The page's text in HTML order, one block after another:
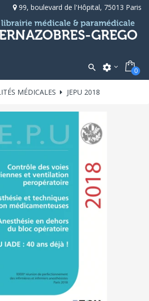
99, boulevard de l'Hôpital, 75013 Paris
 settings 0
MÉDICALES JEPU 2018